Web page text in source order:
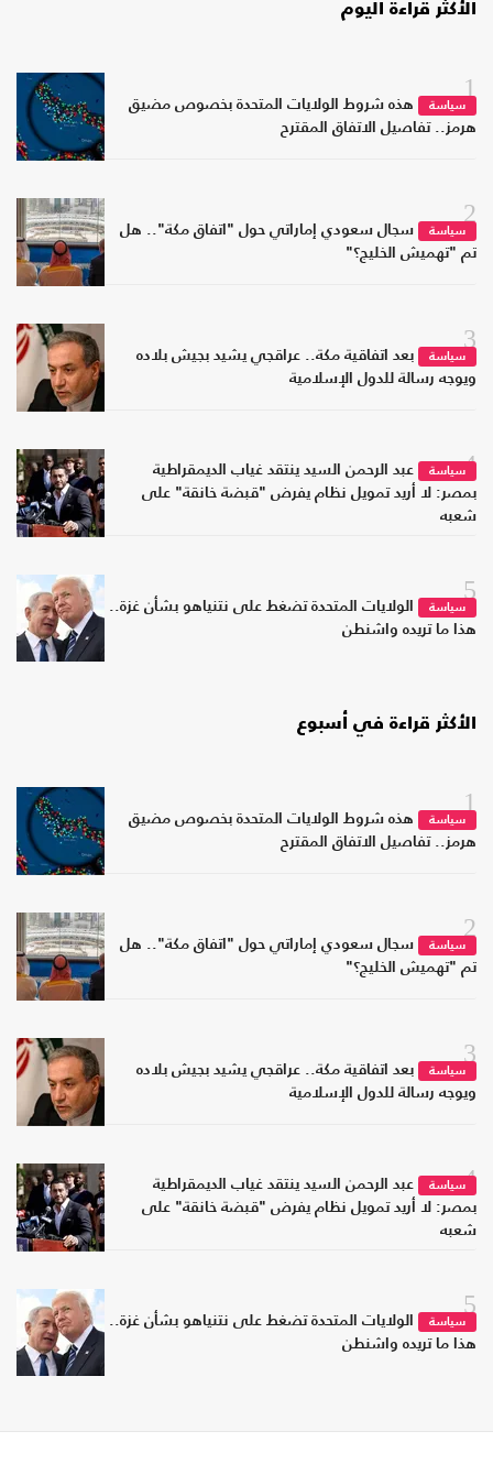
الأكثر قراءة اليوم
1
سياسة
هذه شروط الولايات المتحدة بخصوص مضيق
هرمز.. تفاصيل الاتفاق المقترح
2
سياسة
سجال سعودي إماراتي حول "اتفاق مكة".. هل
تم "تهميش الخليج؟"
3
سياسة
بعد اتفاقية مكة.. عراقجي يشيد بجيش بلاده
ويوجه رسالة للدول الإسلامية
4سياسة
عبد الرحمن السيد ينتقد غياب الديمقراطية
بمصر: لا أريد تمويل نظام يفرض "قبضة خانقة" على
شعبه
5
سياسة
الولايات المتحدة تضغط على نتنياهو بشأن غزة..
هذا ما تريده واشنطن
الأكثر قراءة في أسبوع
1
سياسة
هذه شروط الولايات المتحدة بخصوص مضيق
هرمز.. تفاصيل الاتفاق المقترح
2
سياسة
سجال سعودي إماراتي حول "اتفاق مكة".. هل
تم "تهميش الخليج؟"
3
سياسة
بعد اتفاقية مكة.. عراقجي يشيد بجيش بلاده
ويوجه رسالة للدول الإسلامية
4سياسة
عبد الرحمن السيد ينتقد غياب الديمقراطية
بمصر: لا أريد تمويل نظام يفرض "قبضة خانقة" على
شعبه
5
سياسة
الولايات المتحدة تضغط على نتنياهو بشأن غزة..
هذا ما تريده واشنطن